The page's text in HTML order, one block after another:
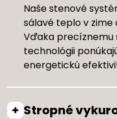
Naše stenové
sálavé teplo v
Vďaka precíznemu
technológii
energetickú
Stropné